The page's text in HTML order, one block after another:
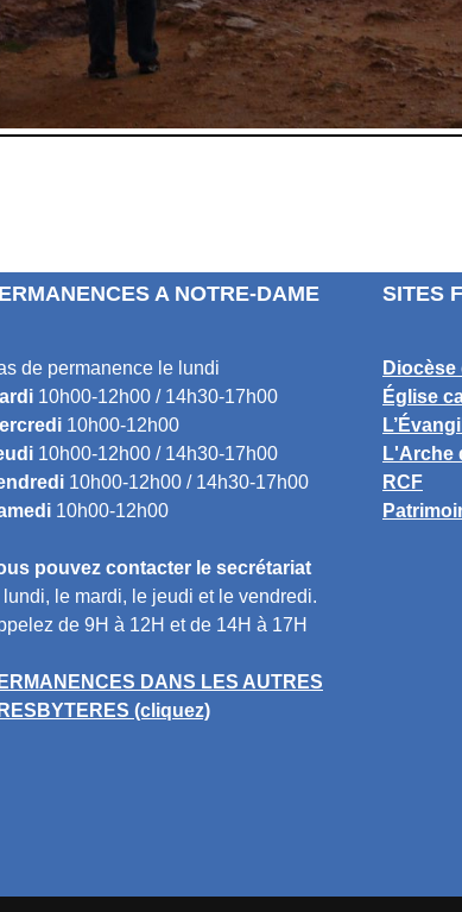
A NOTRE-DAME
de permanence le lundi
10h00-12h00 / 14h30-17h00
10h00-12h00
10h00-12h00 / 14h30-17h00
10h00-12h00 / 14h30-17h00
10h00-12h00
pouvez contacter le secrétariat
lundi, le mardi, le jeudi et le vendredi.
de 9H à 12H et de 14H à 17H
DANS LES AUTRES
(cliquez)
SITES
Église
L'Arche
RCF